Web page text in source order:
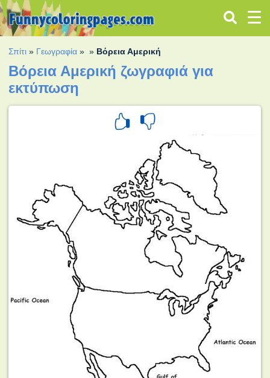
Σπίτι » Γεωγραφία » » Βόρεια Αμερική
Βόρεια Αμερική ζωγραφιά για
εκτύπωση